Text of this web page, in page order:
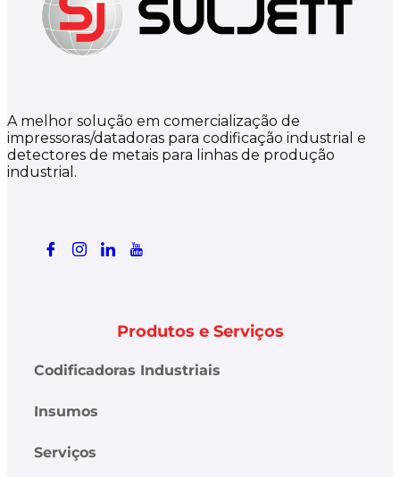
A melhor solução em comercialização de
impressoras/datadoras para codificação industrial e
detectores de metais para linhas de produção
industrial.
Produtos e Serviços
Codificadoras Industriais
Insumos
Serviços